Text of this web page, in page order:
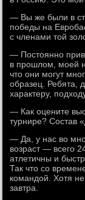
— Вы же были в
победы на
с членами той
— Постоянно
в прошлом, моей
что они могут
образец. Ребята,
характеру,
— Как оцените
турнире? Состав
— Да, у нас во
возраст — всего
атлетичны и
Так что со
командой. Хотя не
завтра.